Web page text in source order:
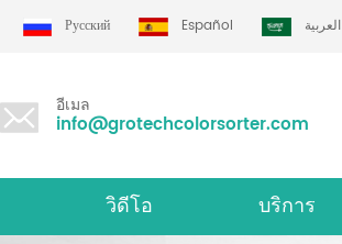
Русский Español العربية
อีเมล
info@grotechcolorsorter.com
วิดีโอ บริการ